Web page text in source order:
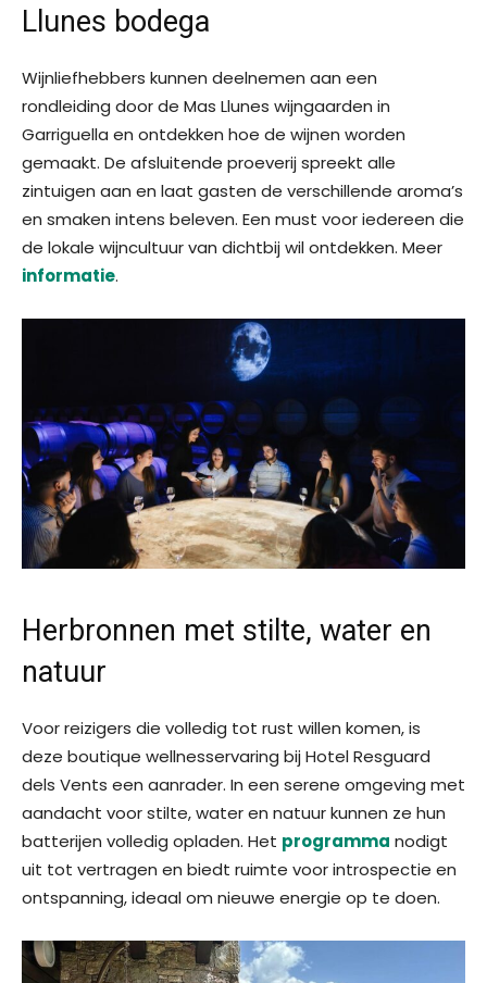
Llunes bodega
Wijnliefhebbers kunnen deelnemen aan een
rondleiding door de Mas Llunes wijngaarden in
Garriguella en ontdekken hoe de wijnen worden
gemaakt. De afsluitende proeverij spreekt alle
zintuigen aan en laat gasten de verschillende aroma’s
en smaken intens beleven. Een must voor iedereen die
de lokale wijncultuur van dichtbij wil ontdekken. Meer
informatie.
Herbronnen met stilte, water en
natuur
Voor reizigers die volledig tot rust willen komen, is
deze boutique wellnesservaring bij Hotel Resguard
dels Vents een aanrader. In een serene omgeving met
aandacht voor stilte, water en natuur kunnen ze hun
batterijen volledig opladen. Het programma nodigt
uit tot vertragen en biedt ruimte voor introspectie en
ontspanning, ideaal om nieuwe energie op te doen.